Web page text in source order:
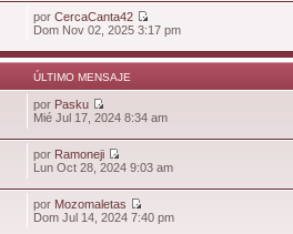
porCercaCanta42
Dom Nov 02, 2025 3:17 pm
ÚLTIMO MENSAJE
por Pasku
Mié Jul 17, 2024 8:34 am
por Ramoneji
Lun Oct 28, 2024 9:03 am
por Mozomaletas
Dom Jul 14, 2024 7:40 pm